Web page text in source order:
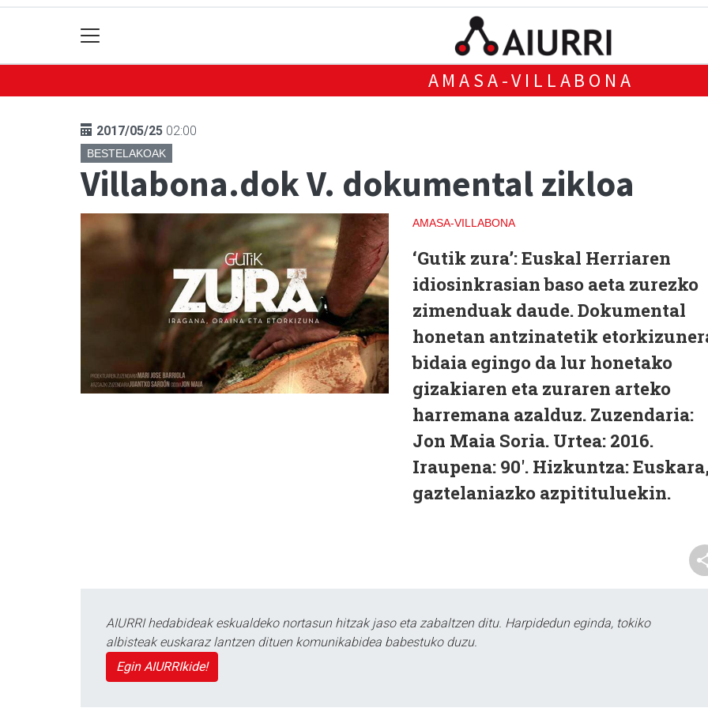
AMASA-VILLABONA
2017/05/25 02:00
BESTELAKOAK
Villabona.dok V. dokumental zikloa
AMASA-VILLABONA
‘Gutik zura’: Euskal Herriaren
idiosinkrasian baso aeta zurezko
zimenduak daude. Dokumental
honetan antzinatetik
bidaia egingo da lur honetako
gizakiaren eta zuraren arteko
harremana azalduz. Zuzendaria:
Jon Maia Soria. Urtea: 2016.
Iraupena: 90'. Hizkuntza:
gaztelaniazko azpitituluekin.
AIURRI hedabideak eskualdeko nortasun hitzak jaso eta zabaltzen ditu. Harpidedun eginda, tokiko
albisteak euskaraz lantzen dituen komunikabidea babestuko duzu.
Egin AIURRIkide!